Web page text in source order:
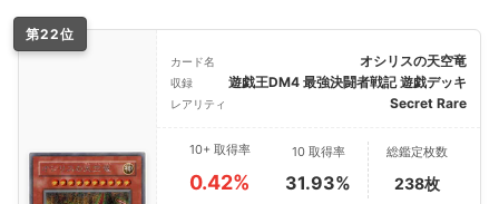
第22位
カード名 オシリスの天空竜
収録 遊戯王DM4 最強決闘者戦記 遊戯デッキ
レアリティ Secret Rare
10+ 取得率
0.42%
10 取得率
31.93%
総鑑定枚数
238枚